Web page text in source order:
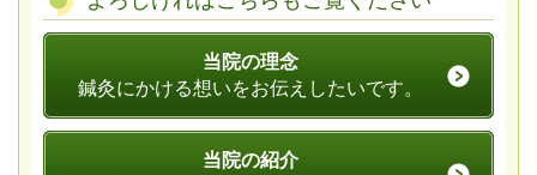
当院の理念
鍼灸にかける想いをお伝えしたいです。
当院の紹介